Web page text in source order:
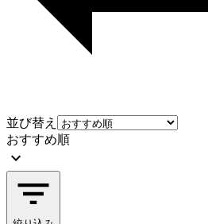
並び替え
おすすめ順